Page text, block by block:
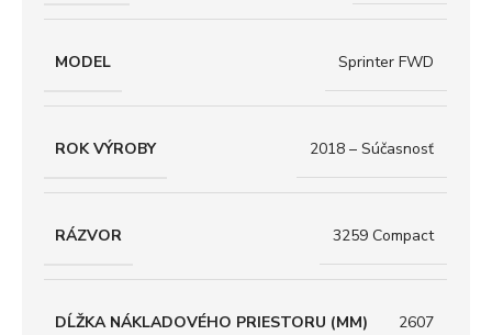
MODEL Sprinter FWD
ROK VÝROBY 2018 – Súčasnosť
RÁZVOR 3259 Compact
DĹŽKA NÁKLADOVÉHO PRIESTORU (MM) 2607